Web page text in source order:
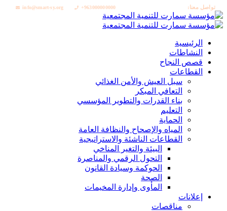
تواصل معنا: info@smart-sy.org +963000000000
الرئيسية
النشاطات
قصص النجاح
القطاعات
سبل العيش والأمن الغذائي
التعافي المبكر
بناء القدرات والتطوير المؤسسي
التعليم
الحماية
المياه والإصحاح والنظافة العامة
القطاعات الناشئة والاستراتيجية
البيئة والتغير المناخي
التحول الرقمي والمناصرة
الحوكمة وسيادة القانون
الصحة
المأوى وإدارة المخيمات
إعلانات
مناقصات